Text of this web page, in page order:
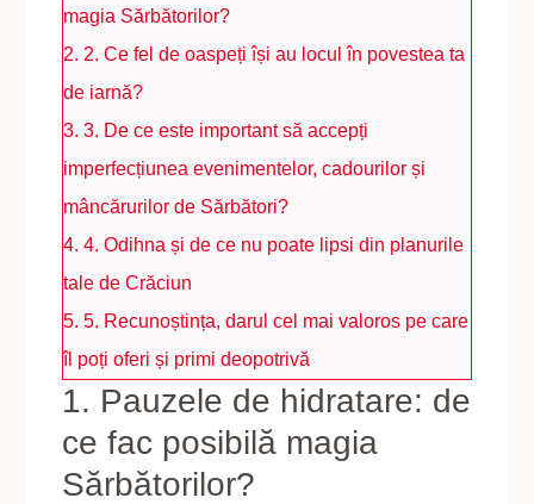
magia Sărbătorilor?
2. 2. Ce fel de oaspeți își au locul în povestea ta
de iarnă?
3. 3. De ce este important să accepți
imperfecțiunea evenimentelor, cadourilor și
mâncărurilor de Sărbători?
4. 4. Odihna și de ce nu poate lipsi din planurile
tale de Crăciun
5. 5. Recunoștința, darul cel mai valoros pe care
îl poți oferi și primi deopotrivă
1. Pauzele de hidratare: de
ce fac posibilă magia
Sărbătorilor?